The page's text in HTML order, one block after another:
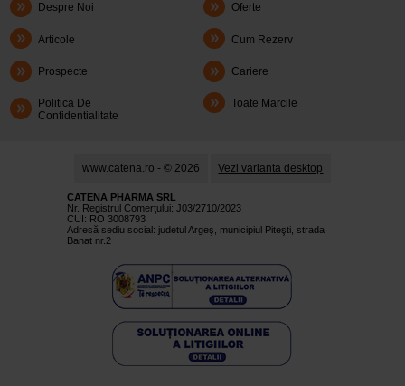
Despre Noi Oferte
Articole Cum Rezerv
Prospecte Cariere
Politica De
Confidentialitate
Toate Marcile
www.catena.ro - © 2026 Vezi varianta desktop
CATENA PHARMA SRL
Nr. Registrul Comerţului: J03/2710/2023
CUI: RO 3008793
Adresă sediu social: judetul Argeş, municipiul Piteşti, strada
Banat nr.2